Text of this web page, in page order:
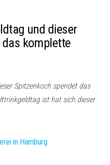
und dieser
komplette
Spitzenkoch spendet das
ist hat sich dieser